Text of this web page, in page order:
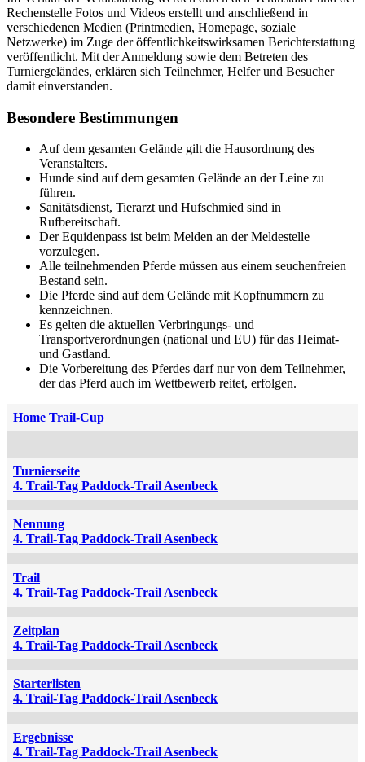
Rechenstelle Fotos und Videos erstellt und anschließend in
verschiedenen Medien (Printmedien, Homepage, soziale
Netzwerke) im Zuge der öffentlichkeitswirksamen Berichterstattung
veröffentlicht. Mit der Anmeldung sowie dem Betreten des
Turniergeländes, erklären sich Teilnehmer, Helfer und Besucher
damit einverstanden.
Besondere Bestimmungen
Auf dem gesamten Gelände gilt die Hausordnung des
Veranstalters.
Hunde sind auf dem gesamten Gelände an der Leine zu
führen.
Sanitätsdienst, Tierarzt und Hufschmied sind in
Rufbereitschaft.
Der Equidenpass ist beim Melden an der Meldestelle
vorzulegen.
Alle teilnehmenden Pferde müssen aus einem seuchenfreien
Bestand sein.
Die Pferde sind auf dem Gelände mit Kopfnummern zu
kennzeichnen.
Es gelten die aktuellen Verbringungs- und
Transportverordnungen (national und EU) für das Heimat-
und Gastland.
Die Vorbereitung des Pferdes darf nur von dem Teilnehmer,
der das Pferd auch im Wettbewerb reitet, erfolgen.
Home Trail-Cup
Turnierseite
4. Trail-Tag Paddock-Trail Asenbeck
Nennung
4. Trail-Tag Paddock-Trail Asenbeck
Trail
4. Trail-Tag Paddock-Trail Asenbeck
Zeitplan
4. Trail-Tag Paddock-Trail Asenbeck
Starterlisten
4. Trail-Tag Paddock-Trail Asenbeck
Ergebnisse
4. Trail-Tag Paddock-Trail Asenbeck